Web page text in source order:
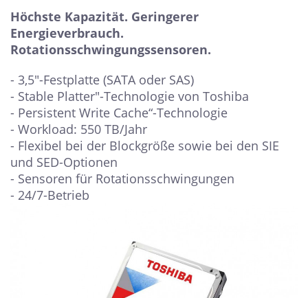
Höchste Kapazität. Geringerer
Energieverbrauch.
Rotationsschwingungssensoren.
- 3,5"-Festplatte (SATA oder SAS)
- Stable Platter"-Technologie von Toshiba
- Persistent Write Cache“-Technologie
- Workload: 550 TB/Jahr
- Flexibel bei der Blockgröße sowie bei den SIE
und SED-Optionen
- Sensoren für Rotationsschwingungen
- 24/7-Betrieb